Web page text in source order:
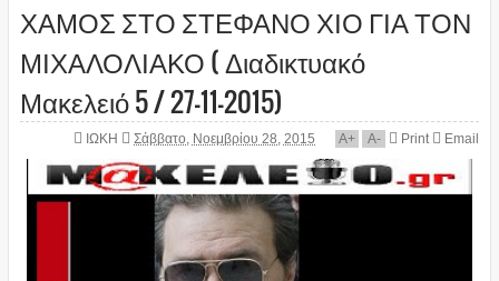
ΧΑΜΟΣ ΣΤΟ ΣΤΕΦΑΝΟ ΧΙΟ ΓΙΑ ΤΟΝ
ΜΙΧΑΛΟΛΙΑΚΟ ( Διαδικτυακό
Μακελειό 5 / 27-11-2015)
ΙΩΚΗ Σάββατο, Νοεμβρίου 28, 2015 A+ A- Print Email